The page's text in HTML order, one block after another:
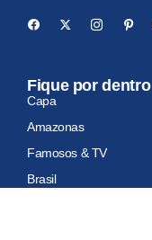
Fique por dentro
Capa
Amazonas
Famosos & TV
Brasil